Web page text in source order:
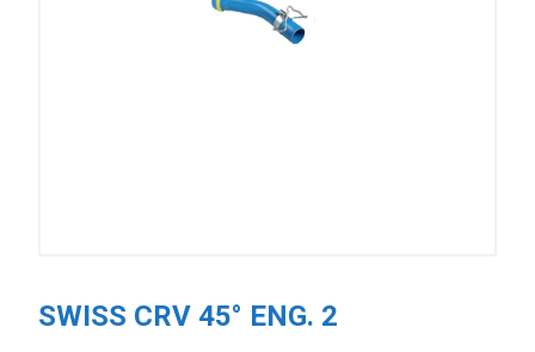
SWISS CRV 45° ENG. 2